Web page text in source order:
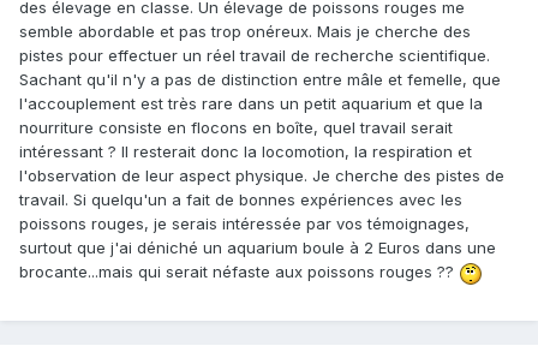
des élevage en classe. Un élevage de poissons rouges me
semble abordable et pas trop onéreux. Mais je cherche des
pistes pour effectuer un réel travail de recherche scientifique.
Sachant qu'il n'y a pas de distinction entre mâle et femelle, que
l'accouplement est très rare dans un petit aquarium et que la
nourriture consiste en flocons en boîte, quel travail serait
intéressant ? Il resterait donc la locomotion, la respiration et
l'observation de leur aspect physique. Je cherche des pistes de
travail. Si quelqu'un a fait de bonnes expériences avec les
poissons rouges, je serais intéressée par vos témoignages,
surtout que j'ai déniché un aquarium boule à 2 Euros dans une
brocante...mais qui serait néfaste aux poissons rouges ??